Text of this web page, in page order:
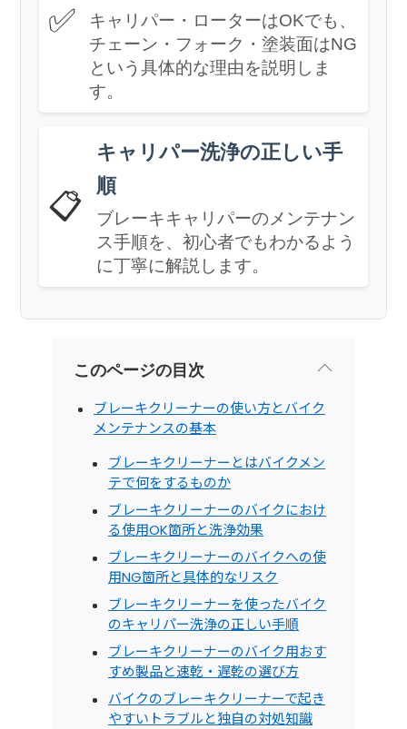
✅
キャリパー・ローターはOKでも、
チェーン・フォーク・塗装面はNG
という具体的な理由を説明しま
す。
📋
キャリパー洗浄の正しい手
順
ブレーキキャリパーのメンテナン
ス手順を、初心者でもわかるよう
に丁寧に解説します。
このページの目次
ブレーキクリーナーの使い方とバイク
メンテナンスの基本
ブレーキクリーナーとはバイクメン
テで何をするものか
ブレーキクリーナーのバイクにおけ
る使用OK箇所と洗浄効果
ブレーキクリーナーのバイクへの使
用NG箇所と具体的なリスク
ブレーキクリーナーを使ったバイク
のキャリパー洗浄の正しい手順
ブレーキクリーナーのバイク用おす
すめ製品と速乾・遅乾の選び方
バイクのブレーキクリーナーで起き
やすいトラブルと独自の対処知識